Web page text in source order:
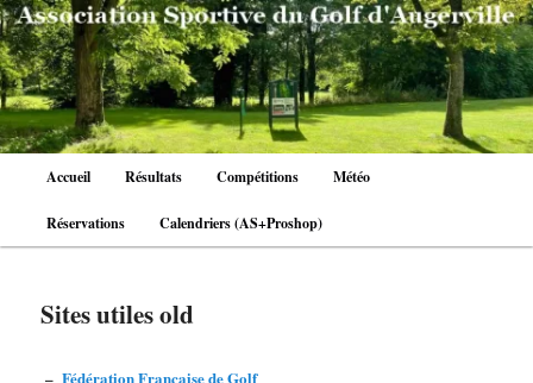
Aller
au
contenu
principal
Accueil Résultats Compétitions Météo
Réservations Calendriers (AS+Proshop)
Sites utiles old
–Fédération Française de Golf